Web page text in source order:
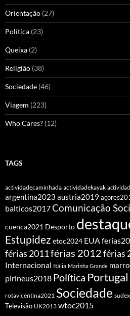
Orientação (27)
Política (23)
Queixa (2)
Religião (38)
Sociedade (46)
Viagem (223)
Who Cares? (12)
TAGS
actividadecaminhada actividadekayak
argentina2023 austria2019
balticos2017Comunicação
cuenca2021 Desporto
Estupidez etoc2024 EUA
férias 2011férias 2012férias
Internacional Itália Marinha Grande
pirineus2018 Política Portugal
rotavicentina2021 Sociedade
Televisão UK2013 wtoc2015